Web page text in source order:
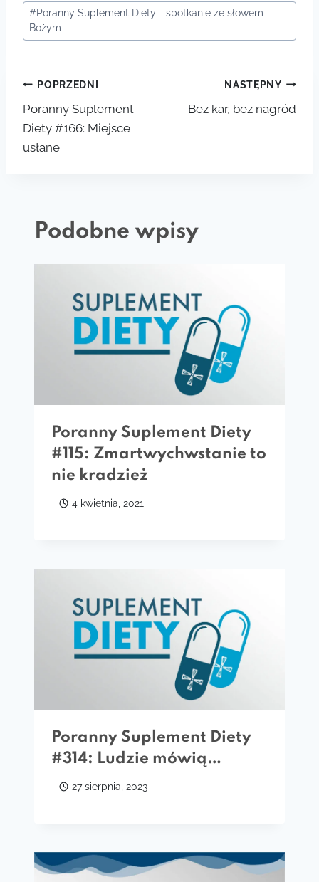
Tagi
wpisu:
#Poranny Suplement Diety - spotkanie ze słowem
Bożym
Nawigacja
wpisu
POPRZEDNI
Poranny Suplement
Diety #166: Miejsce
usłane
NASTĘPNY
Bez kar, bez nagród
Podobne wpisy
Poranny Suplement Diety
#115: Zmartwychwstanie to
nie kradzież
4 kwietnia, 2021
Poranny Suplement Diety
#314: Ludzie mówią…
27 sierpnia, 2023